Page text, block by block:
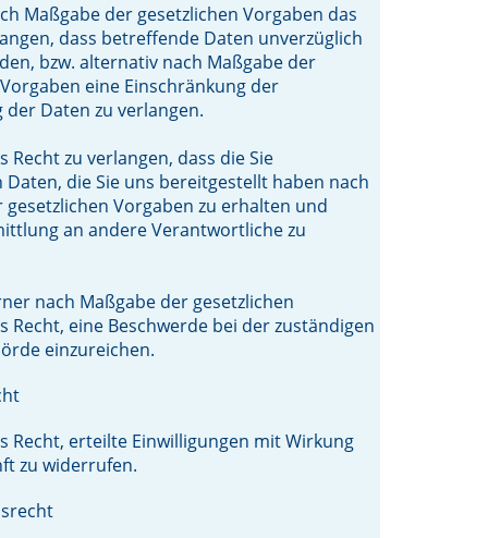
Maßgabe der gesetzlichen Vorgaben das
dass betreffende Daten unverzüglich
bzw. alternativ nach Maßgabe der
eine Einschränkung der
Daten zu verlangen.
Recht zu verlangen, dass die Sie
die Sie uns bereitgestellt haben nach
gesetzlichen Vorgaben zu erhalten und
an andere Verantwortliche zu
nach Maßgabe der gesetzlichen
Recht, eine Beschwerde bei der zuständigen
einzureichen.
Recht, erteilte Einwilligungen mit Wirkung
zu widerrufen.